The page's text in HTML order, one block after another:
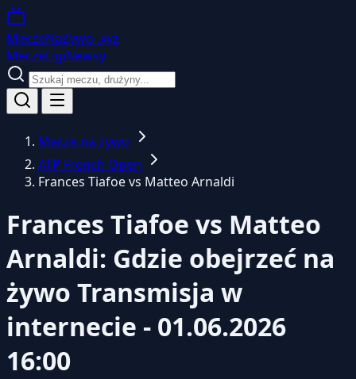
MeczeNaZywo .xyz
MeczeLigiNewsy
Mecze na żywo
ATP French Open
Frances Tiafoe vs Matteo Arnaldi
Frances Tiafoe vs Matteo
Arnaldi: Gdzie obejrzeć na
żywo Transmisja w
internecie - 01.06.2026
16:00